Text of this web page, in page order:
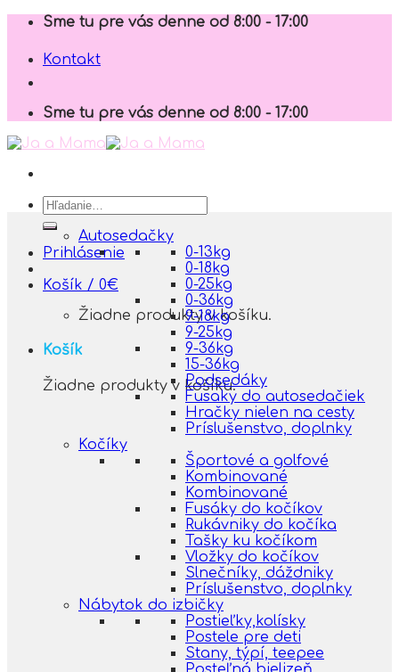
Skip
content
Sme tu pre vás denne od 8:00 - 17:00
Kontakt
Sme tu pre vás denne od 8:00 - 17:00
Hľadať:
Prihlásenie
Košík / 0€
Žiadne produkty v košíku.
Košík
Žiadne produkty v košíku.
Autosedačky
0-13kg
0-18kg
0-25kg
0-36kg
9-18kg
9-25kg
9-36kg
15-36kg
Podsedáky
Fusaky do autosedačiek
Hračky nielen na cesty
Príslušenstvo, doplnky
Kočíky
Športové a golfové
Kombinované
Kombinované
Fusáky do kočíkov
Rukávniky do kočíka
Tašky ku kočíkom
Vložky do kočíkov
Slnečníky, dáždniky
Príslušenstvo, doplnky
Nábytok do izbičky
Postieľky,kolísky
Postele pre deti
Stany, týpí, teepee